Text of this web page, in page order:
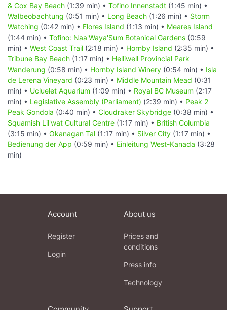
& Cox Bay Beach (1:39 min) • Tofino Innenstadt (1:45 min) •
Walbeobachtung (0:51 min) • Long Beach (1:26 min) • Storm
Watching (0:42 min) • Flores Island (1:13 min) • Meares Island
(1:44 min) • Tofino: Naa'Waya'Sum Botanical Gardens (0:59
min) • West Coast Trail (2:18 min) • Hornby Island (2:35 min) •
Tribune Bay Beach (1:17 min) • Helliwell Provincial Park
Wanderung (0:58 min) • Hornby Island Winery (0:54 min) • Isla
de Lerena Vineyard (0:23 min) • Middle Mountain Mead (0:31
min) • Ucluelet Aquarium (1:09 min) • Royal BC Museum (2:17
min) • Legislative Assembly (Parliament) (2:39 min) • Peak 2
Peak Gondola (0:40 min) • Cloudraker Skybridge (0:38 min) •
Squamish Lil'wat Cultural Centre (1:17 min) • British Columbia
(3:15 min) • Okanagan Tal (1:17 min) • Silver City (1:17 min) •
Bedienung der App (0:59 min) • Einleitung West-Kanada (3:28
min)
Account
Register
Login
About us
Prices and
conditions
Press info
Technology